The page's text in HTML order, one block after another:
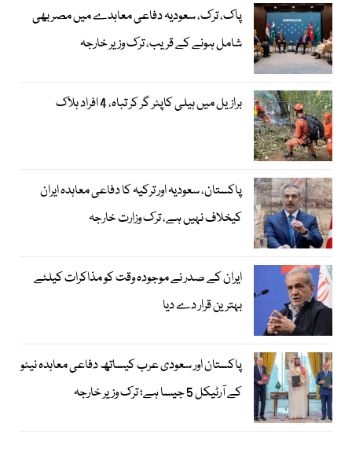
پاک، ترک، سعودیہ دفاعی معاہدے میں مصر بھی
شامل ہونے کے قریب، ترک وزیر خارجہ
برازیل میں ہیلی کاپٹر گر کر تباہ، 4 افراد ہلاک
پاکستان، سعودیہ اور ترکیہ کا دفاعی معاہدہ ایران
کیخلاف نہیں ہے، ترک وزارت خارجہ
ایران کے صدر نے موجودہ وقت کو مذاکرات کیلئے
بہترین قرار دے دیا
پاکستان اور سعودی عرب کیساتھ دفاعی معاہدہ نیٹو
کے آرٹیکل 5 جیسا ہے؛ ترک وزیر خارجہ